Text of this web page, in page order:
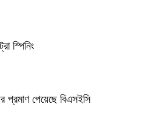
স্পিনিং
প্রমাণ পেয়েছে বিএসইসি